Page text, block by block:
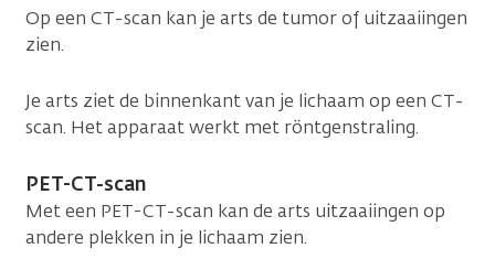
Op een CT-scan kan je arts de tumor of uitzaaiingen
zien.
Je arts ziet de binnenkant van je lichaam op een CT-
scan. Het apparaat werkt met röntgenstraling.
PET-CT-scan
Met een PET-CT-scan kan de arts uitzaaiingen op
andere plekken in je lichaam zien.